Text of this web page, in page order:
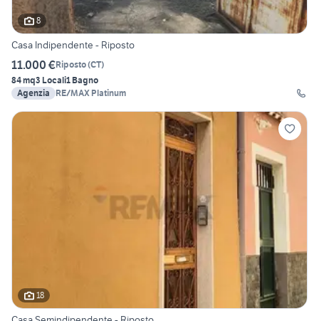
8
Casa Indipendente - Riposto
11.000 €Riposto(CT)
84 mq3 Locali1 Bagno
Agenzia
RE/MAX Platinum
18